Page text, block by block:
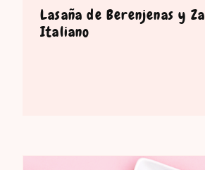
Lasaña de Berenjenas y
Italiano